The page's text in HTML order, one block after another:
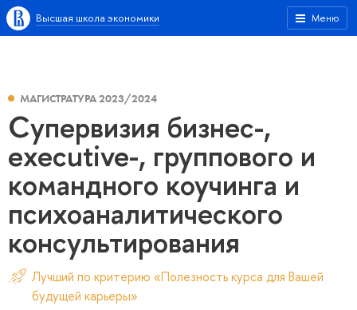
Меню
Высшая школа экономики
МАГИСТРАТУРА 2023/2024
Cупервизия бизнес-,
executive-, группового и
командного коучинга и
психоаналитического
консультирования
Лучший по критерию «Полезность курса для Вашей
будущей карьеры»